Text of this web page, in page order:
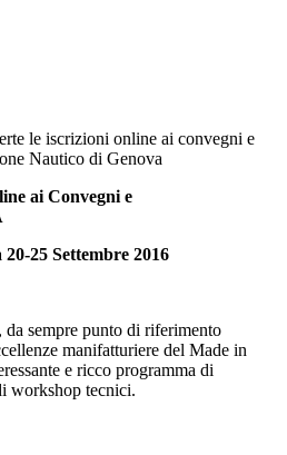
le iscrizioni online ai convegni e
Nautico di Genova
ai Convegni e
25 Settembre 2016
sempre punto di riferimento
manifatturiere del Made in
e ricco programma di
workshop tecnici.